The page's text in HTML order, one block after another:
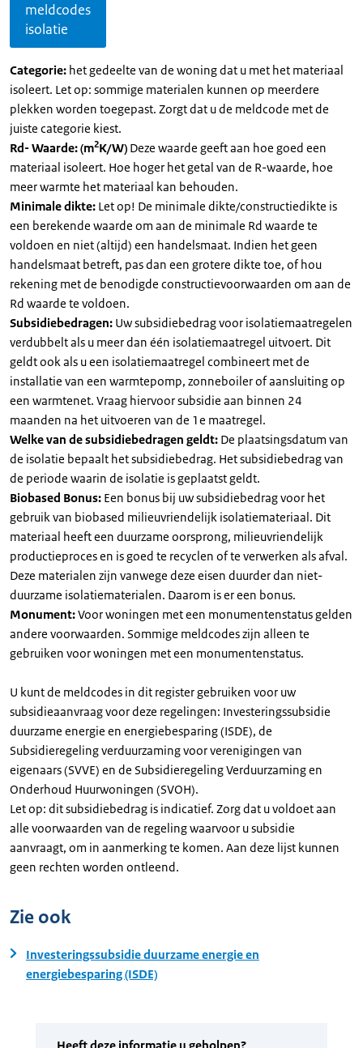
meldcodes
isolatie
Categorie: het gedeelte van de woning dat u met het materiaal
isoleert. Let op: sommige materialen kunnen op meerdere
plekken worden toegepast. Zorgt dat u de meldcode met de
juiste categorie kiest.
Rd- Waarde: (m2K/W) Deze waarde geeft aan hoe goed een
materiaal isoleert. Hoe hoger het getal van de R-waarde, hoe
meer warmte het materiaal kan behouden.
Minimale dikte: Let op! De minimale dikte/constructiedikte is
een berekende waarde om aan de minimale Rd waarde te
voldoen en niet (altijd) een handelsmaat. Indien het geen
handelsmaat betreft, pas dan een grotere dikte toe, of hou
rekening met de benodigde constructievoorwaarden om aan de
Rd waarde te voldoen.
Subsidiebedragen: Uw subsidiebedrag voor isolatiemaatregelen
verdubbelt als u meer dan één isolatiemaatregel uitvoert. Dit
geldt ook als u een isolatiemaatregel combineert met de
installatie van een warmtepomp, zonneboiler of aansluiting op
een warmtenet. Vraag hiervoor subsidie aan binnen 24
maanden na het uitvoeren van de 1e maatregel.
Welke van de subsidiebedragen geldt: De plaatsingsdatum van
de isolatie bepaalt het subsidiebedrag. Het subsidiebedrag van
de periode waarin de isolatie is geplaatst geldt.
Biobased Bonus: Een bonus bij uw subsidiebedrag voor het
gebruik van biobased milieuvriendelijk isolatiemateriaal. Dit
materiaal heeft een duurzame oorsprong, milieuvriendelijk
productieproces en is goed te recyclen of te verwerken als afval.
Deze materialen zijn vanwege deze eisen duurder dan niet-
duurzame isolatiematerialen. Daarom is er een bonus.
Monument:Voor woningen met een monumentenstatus gelden
andere voorwaarden. Sommige meldcodes zijn alleen te
gebruiken voor woningen met een monumentenstatus.
U kunt de meldcodes in dit register gebruiken voor uw
subsidieaanvraag voor deze regelingen: Investeringssubsidie
duurzame energie en energiebesparing (ISDE), de
Subsidieregeling verduurzaming voor verenigingen van
eigenaars (SVVE) en de Subsidieregeling Verduurzaming en
Onderhoud Huurwoningen (SVOH).
Let op: dit subsidiebedrag is indicatief. Zorg dat u voldoet aan
alle voorwaarden van de regeling waarvoor u subsidie
aanvraagt, om in aanmerking te komen. Aan deze lijst kunnen
geen rechten worden ontleend.
Zie ook
Investeringssubsidie duurzame energie en
energiebesparing (ISDE)